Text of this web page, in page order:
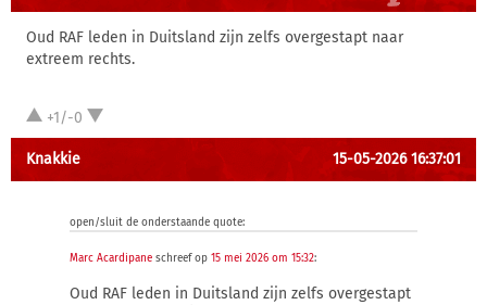
Oud RAF leden in Duitsland zijn zelfs overgestapt naar
extreem rechts.
+1/-0
Knakkie 15-05-2026 16:37:01
open/sluit de onderstaande quote:
Marc Acardipane schreef op 15 mei 2026 om 15:32:
Oud RAF leden in Duitsland zijn zelfs overgestapt